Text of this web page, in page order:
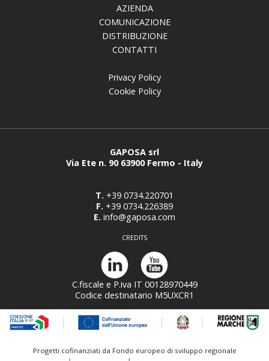
AZIENDA
COMUNICAZIONE
DISTRIBUZIONE
CONTATTI
Privacy Policy
Cookie Policy
GAPOSA srl
Via Ete n. 90 63900 Fermo - Italy
T. +39 0734.220701
F. +39 0734.226389
E. info@gaposa.com
CREDITS
C.fiscale e P.iva IT 00128970449
Codice destinatario M5UXCR1
Progetti cofinanziati da Fondo europeo di sviluppo regionale